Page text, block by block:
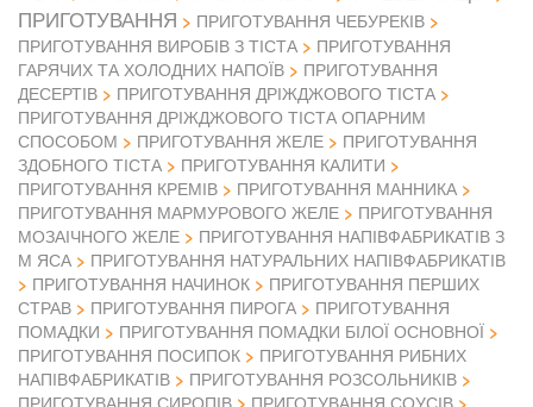
ПРИГОТУВАННЯ
ПРИГОТУВАННЯ ЧЕБУРЕКІВ
ПРИГОТУВАННЯ ВИРОБІВ З ТІСТА
ПРИГОТУВАННЯ
ГАРЯЧИХ ТА ХОЛОДНИХ НАПОЇВ
ПРИГОТУВАННЯ
ДЕСЕРТІВ
ПРИГОТУВАННЯ ДРІЖДЖОВОГО ТІСТА
ПРИГОТУВАННЯ ДРІЖДЖОВОГО ТІСТА ОПАРНИМ
СПОСОБОМ
ПРИГОТУВАННЯ ЖЕЛЕ
ПРИГОТУВАННЯ
ЗДОБНОГО ТІСТА
ПРИГОТУВАННЯ КАЛИТИ
ПРИГОТУВАННЯ КРЕМІВ
ПРИГОТУВАННЯ МАННИКА
ПРИГОТУВАННЯ МАРМУРОВОГО ЖЕЛЕ
ПРИГОТУВАННЯ
МОЗАІЧНОГО ЖЕЛЕ
ПРИГОТУВАННЯ НАПІВФАБРИКАТІВ З
М ЯСА
ПРИГОТУВАННЯ НАТУРАЛЬНИХ НАПІВФАБРИКАТІВ
ПРИГОТУВАННЯ НАЧИНОК
ПРИГОТУВАННЯ ПЕРШИХ
СТРАВ
ПРИГОТУВАННЯ ПИРОГА
ПРИГОТУВАННЯ
ПОМАДКИ
ПРИГОТУВАННЯ ПОМАДКИ БІЛОЇ ОСНОВНОЇ
ПРИГОТУВАННЯ ПОСИПОК
ПРИГОТУВАННЯ РИБНИХ
НАПІВФАБРИКАТІВ
ПРИГОТУВАННЯ РОЗСОЛЬНИКІВ